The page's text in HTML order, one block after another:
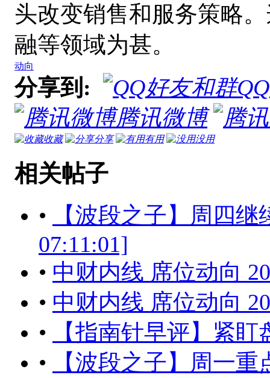
头改变销售和服务策略
融等领域为甚。
动向
分享到:
腾讯微博
收藏 分享 有用 没用
相关帖子
•
【波段之子】周四
07:11:01]
• 中财内线 席位动向
• 中财内线 席位动向
•
【指南针早评】紧
•
【波段之子】周一